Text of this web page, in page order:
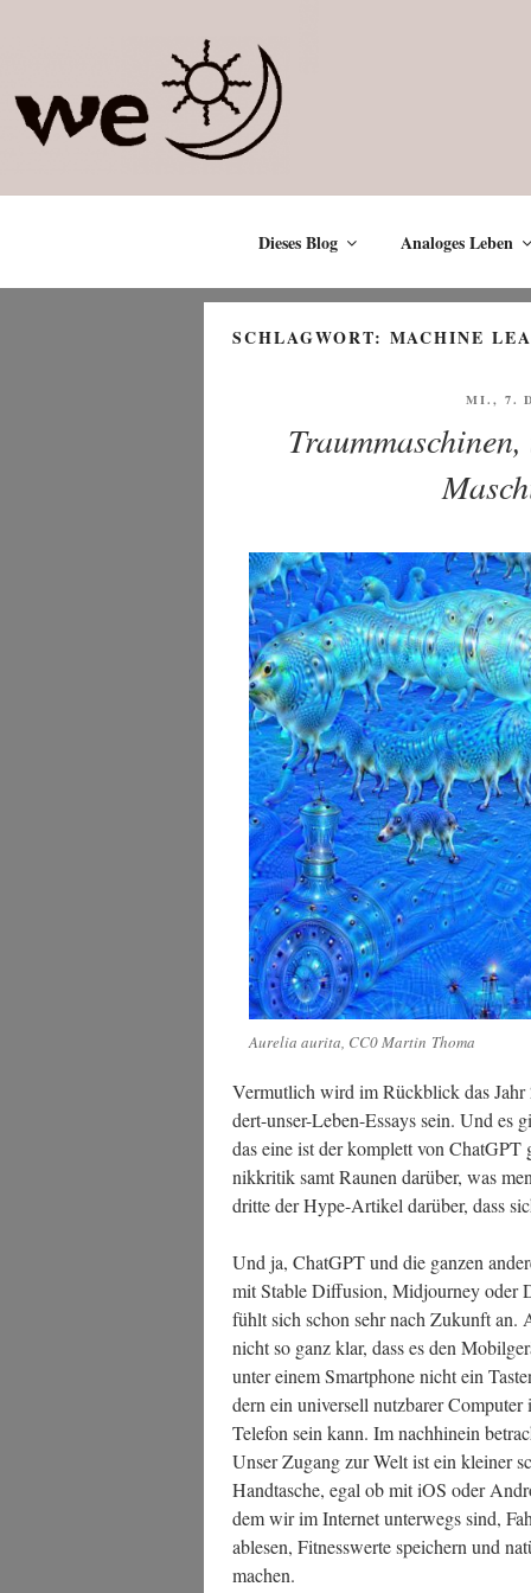
Dieses Blog Analoges Leben
SCHLAGWORT: MACHINE
MI., 7.
Aure­lia auri­ta, CC0 Mar­tin Thoma
Ver­mut­lich wird im Rück­blick das
dert-unser-Leben-Essays sein. Und es
das eine ist der kom­plett von ChatGPT
nik­kri­tik samt Rau­nen dar­über, was
drit­te der Hype-Arti­kel dar­über, dass
Und ja, ChatGPT und die gan­zen
mit Sta­ble Dif­fu­si­on, Mid­jour­ney oder
fühlt sich schon sehr nach Zukunft an.
nicht so ganz klar, dass es den
unter einem Smart­phone nicht ein
dern ein uni­ver­sell nutz­ba­rer
Tele­fon sein kann. Im nach­hin­ein
Unser Zugang zur Welt ist ein klei­ner
Hand­ta­sche, egal ob mit iOS oder
dem wir im Inter­net unter­wegs sind,
able­sen, Fit­ness­wer­te spei­chern und
machen.